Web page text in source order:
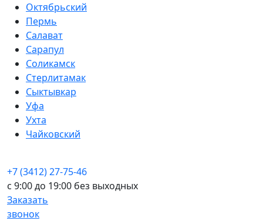
Октябрьский
Пермь
Салават
Сарапул
Соликамск
Стерлитамак
Сыктывкар
Уфа
Ухта
Чайковский
+7 (3412) 27-75-46
c 9:00 до 19:00 без выходных
Заказать
звонок